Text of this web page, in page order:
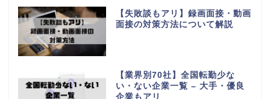
【失敗談もアリ】録画面接・動画
面接の対策方法について解説
【業界別70社】全国転勤少な
い・ない企業一覧 – 大手・優良
企業もアリ